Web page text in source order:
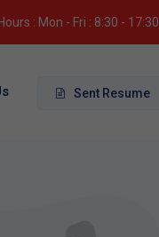
: Mon - Fri : 8:30 - 17:30
Sent Resume